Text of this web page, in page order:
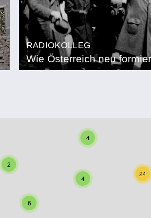
RADIOKOLLEG
Wie Österreich neu
4
2
4
24
6